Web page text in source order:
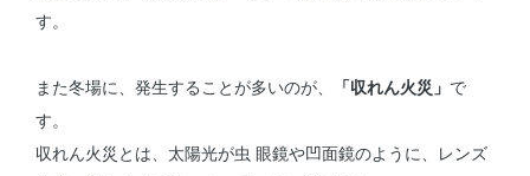
す。
また冬場に、発生することが多いのが、 「収れん火災」 で
す。
収れん火災とは、太陽光が虫 眼鏡や凹面鏡のように、レンズ